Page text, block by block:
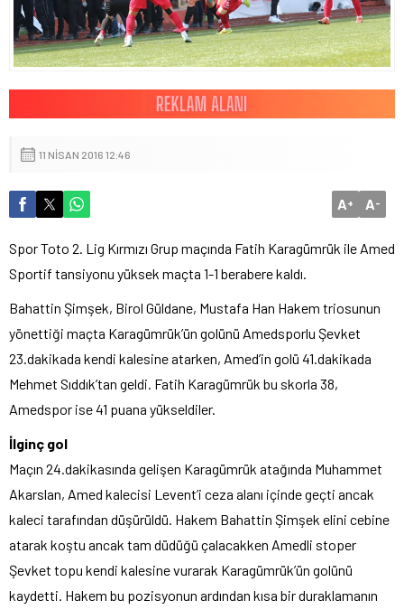
11 NISAN 2016 12:46
A+ A-
Spor Toto 2. Lig Kırmızı Grup maçında Fatih Karagümrük ile Amed
Sportif tansiyonu yüksek maçta 1-1 berabere kaldı.
Bahattin Şimşek, Birol Güldane, Mustafa Han Hakem triosunun
yönettiği maçta Karagümrük’ün golünü Amedsporlu Şevket
23.dakikada kendi kalesine atarken, Amed’in golü 41.dakikada
Mehmet Sıddık’tan geldi. Fatih Karagümrük bu skorla 38,
Amedspor ise 41 puana yükseldiler.
İlginç gol
Maçın 24.dakikasında gelişen Karagümrük atağında Muhammet
Akarslan, Amed kalecisi Levent’i ceza alanı içinde geçti ancak
kaleci tarafından düşürüldü. Hakem Bahattin Şimşek elini cebine
atarak koştu ancak tam düdüğü çalacakken Amedli stoper
Şevket topu kendi kalesine vurarak Karagümrük’ün golünü
kaydetti. Hakem bu pozisyonun ardından kısa bir duraklamanın